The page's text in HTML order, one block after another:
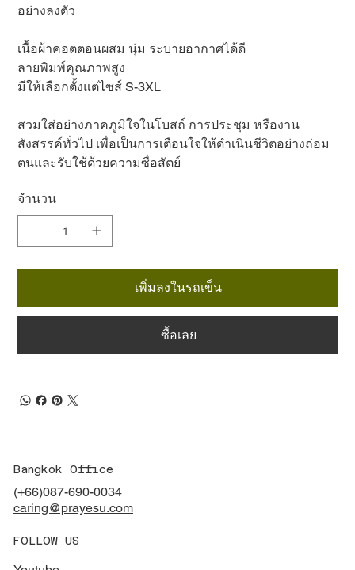
อย่างลงตัว
เนื้อผ้าคอตตอนผสม นุ่ม ระบายอากาศได้ดี
ลายพิมพ์คุณภาพสูง
มีให้เลือกตั้งแต่ไซส์ S-3XL
สวมใส่อย่างภาคภูมิใจในโบสถ์ การประชุม หรืองาน
สังสรรค์ทั่วไป เพื่อเป็นการเตือนใจให้ดำเนินชีวิตอย่างถ่อม
ตนและรับใช้ด้วยความซื่อสัตย์
จำนวน
เพิ่มลงในรถเข็น
ซื้อเลย
Bangkok Office
(+66)087-690-0034
caring@prayesu.com
FOLLOW US